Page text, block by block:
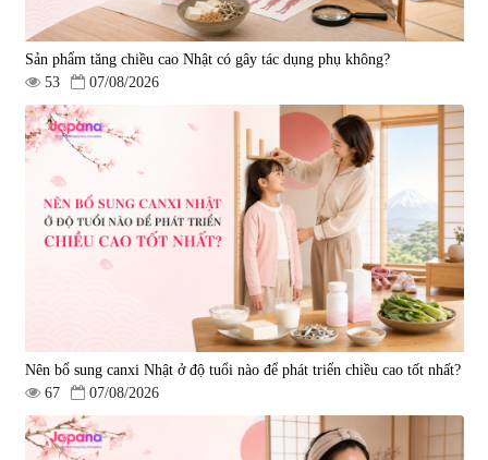
Sản phẩm tăng chiều cao Nhật có gây tác dụng phụ không?
53
07/08/2026
Nên bổ sung canxi Nhật ở độ tuổi nào để phát triển chiều cao tốt nhất?
67
07/08/2026